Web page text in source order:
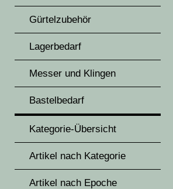
Gürtelzubehör
Lagerbedarf
Messer und Klingen
Bastelbedarf
Kategorie-Übersicht
Artikel nach Kategorie
Artikel nach Epoche